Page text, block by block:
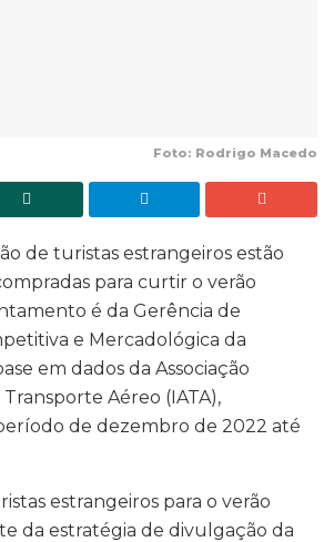
Foto: Rodrigo Macedo
de turistas estrangeiros estão
para curtir o verão
é da Gerência de
e Mercadológica da
em dados da Associação
Aéreo (IATA),
de dezembro de 2022 até
estrangeiros para o verão
da estratégia de divulgação da